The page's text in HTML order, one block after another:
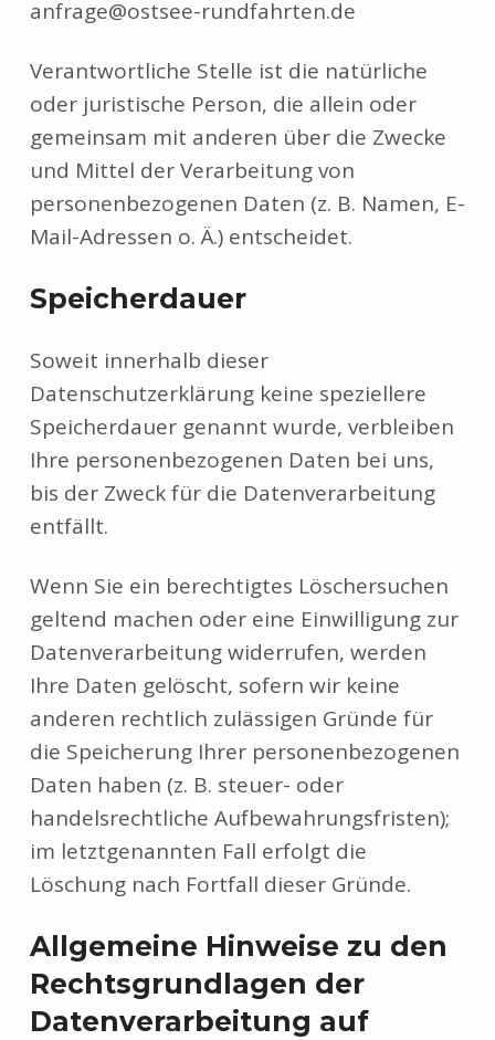
anfrage@ostsee-rundfahrten.de
Verantwortliche Stelle ist die natürliche
oder juristische Person, die allein oder
gemeinsam mit anderen über die Zwecke
und Mittel der Verarbeitung von
personenbezogenen Daten (z. B. Namen, E-
Mail-Adressen o. Ä.) entscheidet.
Speicherdauer
Soweit innerhalb dieser
Datenschutzerklärung keine speziellere
Speicherdauer genannt wurde, verbleiben
Ihre personenbezogenen Daten bei uns,
bis der Zweck für die Datenverarbeitung
entfällt.
Wenn Sie ein berechtigtes Löschersuchen
geltend machen oder eine Einwilligung zur
Datenverarbeitung widerrufen, werden
Ihre Daten gelöscht, sofern wir keine
anderen rechtlich zulässigen Gründe für
die Speicherung Ihrer personenbezogenen
Daten haben (z. B. steuer- oder
handelsrechtliche Aufbewahrungsfristen);
im letztgenannten Fall erfolgt die
Löschung nach Fortfall dieser Gründe.
Allgemeine Hinweise zu den
Rechtsgrundlagen der
Datenverarbeitung auf